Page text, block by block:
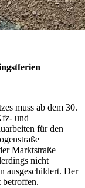
muss ab dem 30.
und
für den
Marktstraße
nicht
ausgeschildert. Der
betroffen.